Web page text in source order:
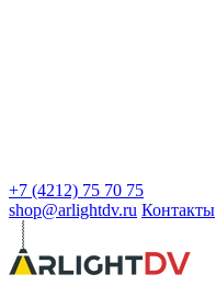
+7 (4212) 75 70 75
shop@arlightdv.ru Контакты